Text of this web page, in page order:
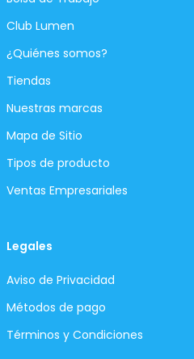
Club Lumen
¿Quiénes somos?
Tiendas
Nuestras marcas
Mapa de Sitio
Tipos de producto
Ventas Empresariales
Legales
Aviso de Privacidad
Métodos de pago
Términos y Condiciones